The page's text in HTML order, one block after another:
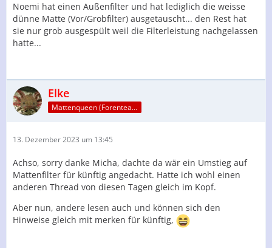
Noemi hat einen Außenfilter und hat lediglich die weisse
dünne Matte (Vor/Grobfilter) ausgetauscht... den Rest hat
sie nur grob ausgespült weil die Filterleistung nachgelassen
hatte...
Elke
Mattenqueen (Forenteam)
13. Dezember 2023 um 13:45
Achso, sorry danke Micha, dachte da wär ein Umstieg auf
Mattenfilter für künftig angedacht. Hatte ich wohl einen
anderen Thread von diesen Tagen gleich im Kopf.
Aber nun, andere lesen auch und können sich den
Hinweise gleich mit merken für künftig,